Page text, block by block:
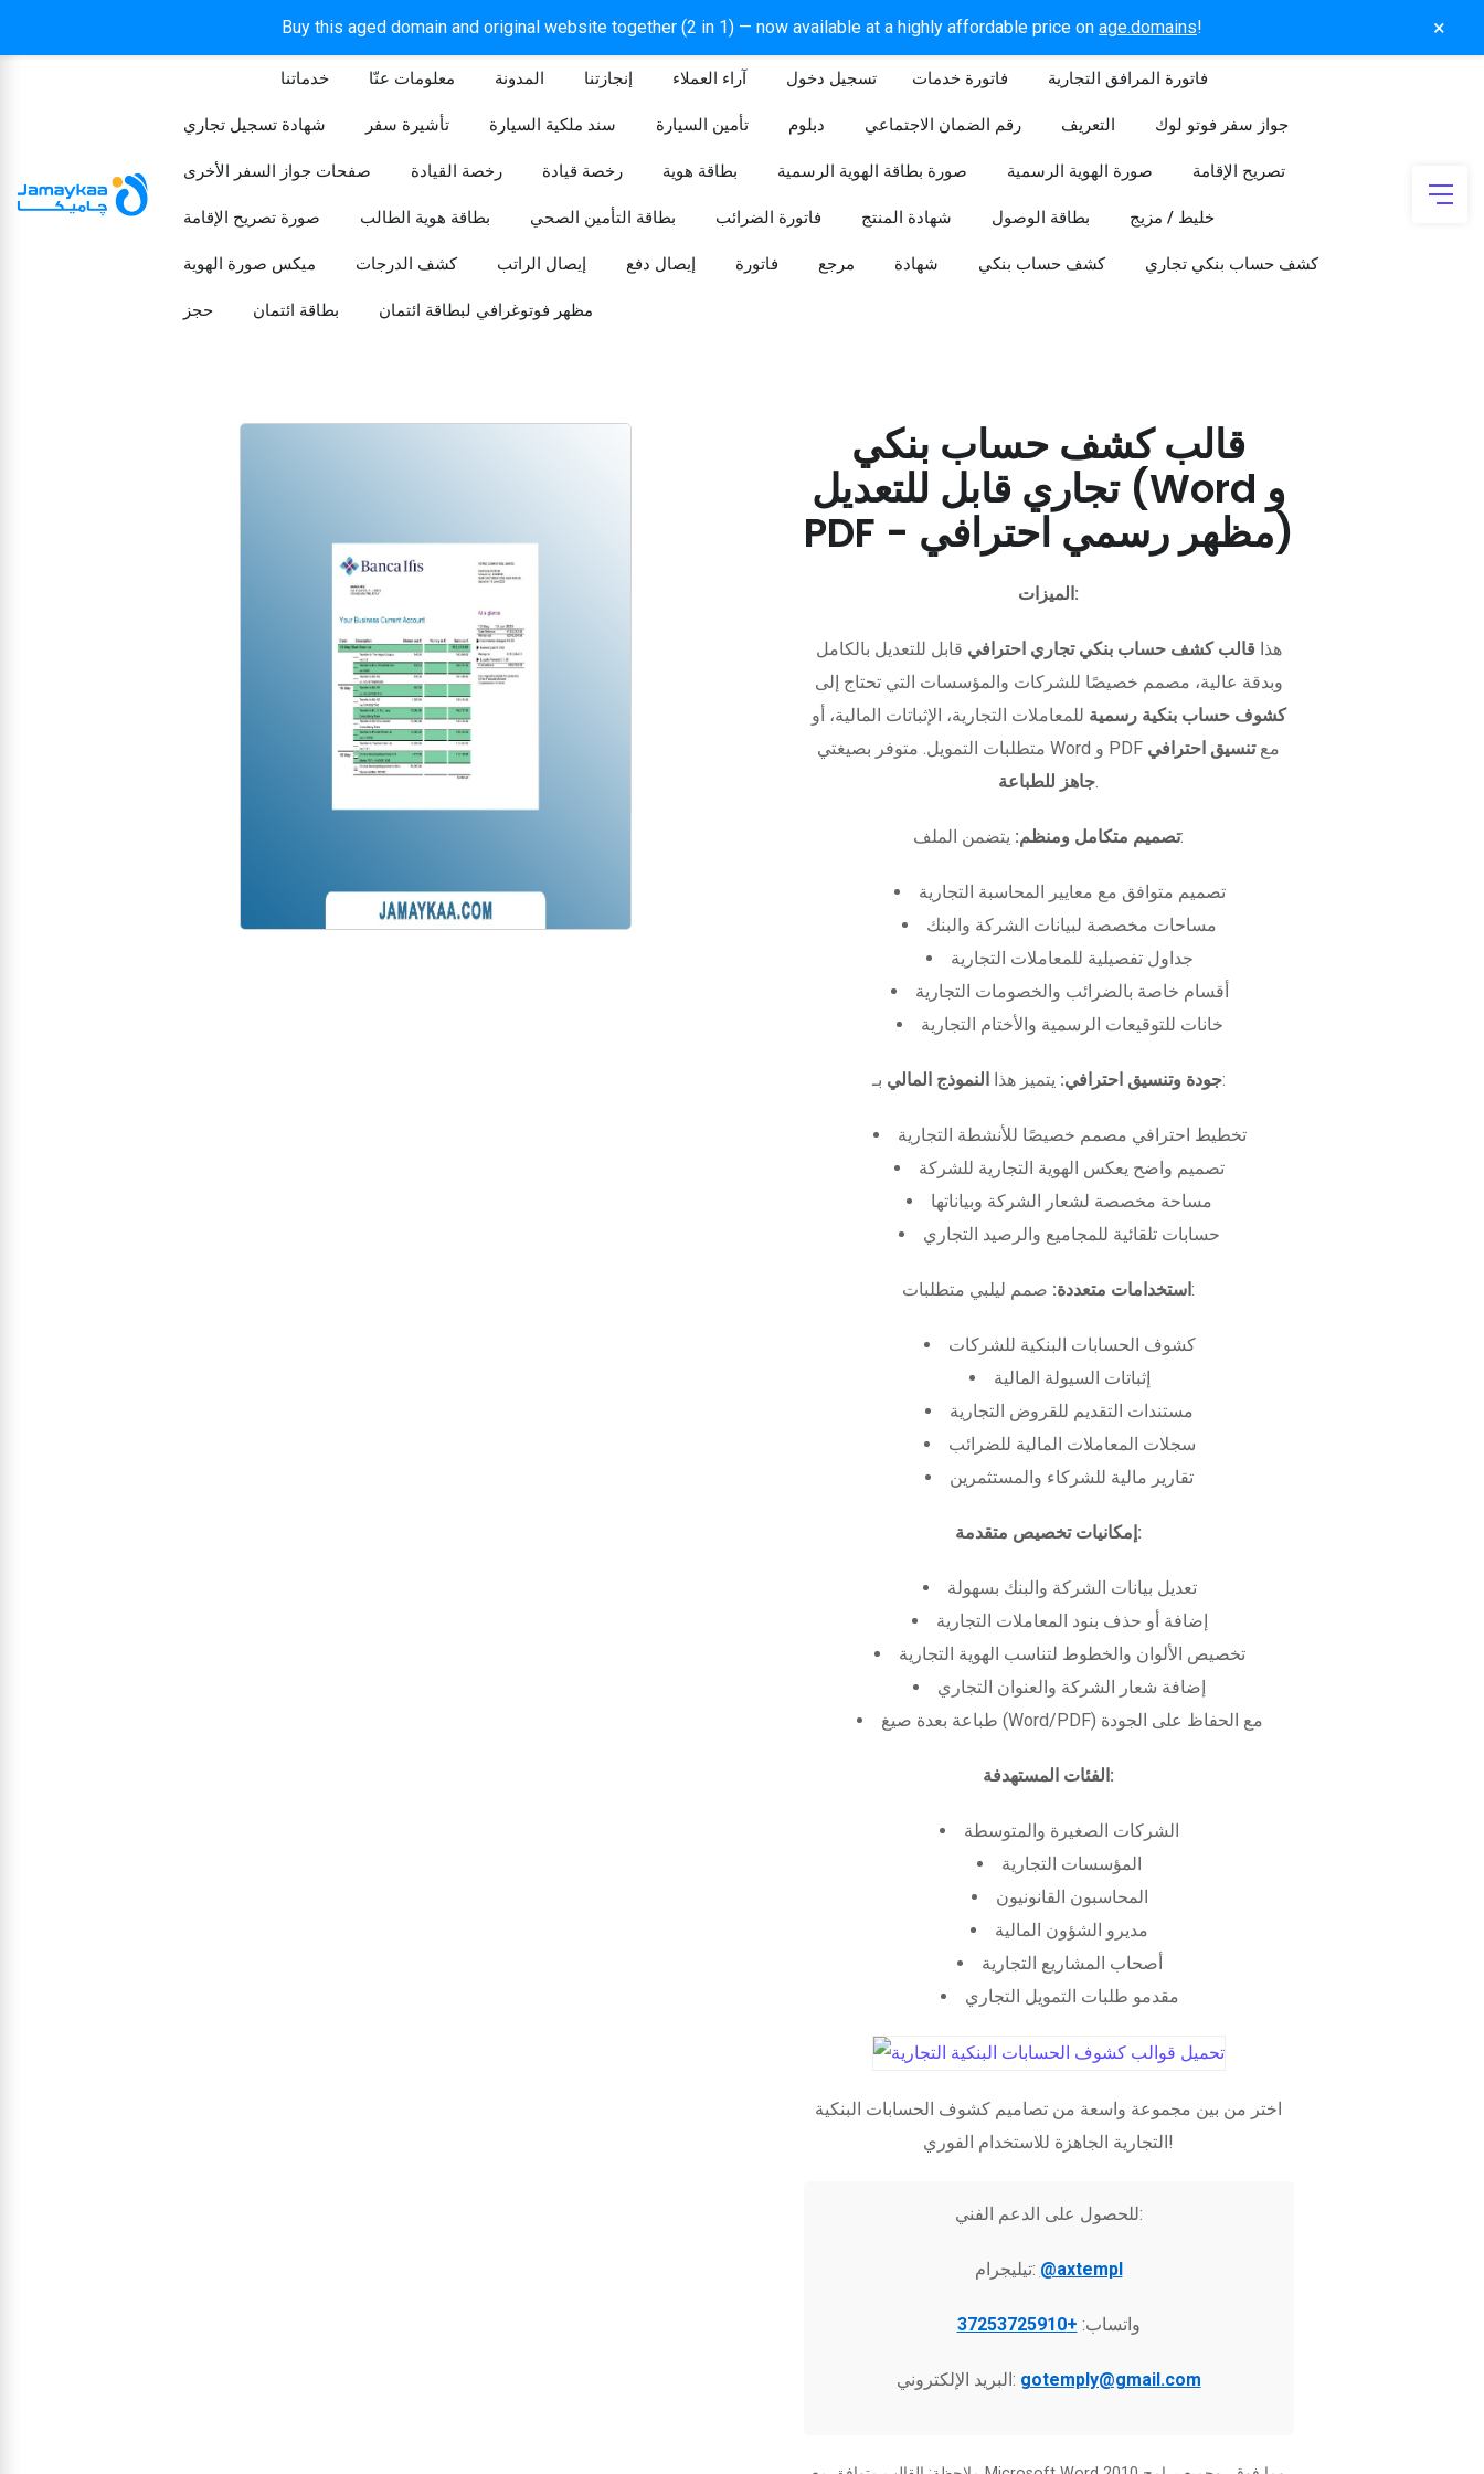
Buy this aged domain and original website together (2 in 1) — now available at a highly affordable price on age.domains! ×
خدماتنا معلومات عنّا المدونة إنجازتنا آراء العملاء تسجيل دخول​ فاتورة خدمات فاتورة المرافق التجارية
شهادة تسجيل تجاري تأشيرة سفر سند ملكية السيارة تأمين السيارة دبلوم رقم الضمان الاجتماعي التعريف جواز سفر فوتو لوك
صفحات جواز السفر الأخرى رخصة القيادة رخصة قيادة بطاقة هوية صورة بطاقة الهوية الرسمية صورة الهوية الرسمية تصريح الإقامة
صورة تصريح الإقامة بطاقة هوية الطالب بطاقة التأمين الصحي فاتورة الضرائب شهادة المنتج بطاقة الوصول خليط / مزيج
ميكس صورة الهوية كشف الدرجات إيصال الراتب إيصال دفع فاتورة مرجع شهادة كشف حساب بنكي كشف حساب بنكي تجاري
حجز بطاقة ائتمان مظهر فوتوغرافي لبطاقة ائتمان
قالب كشف حساب بنكي
تجاري قابل للتعديل (Word و
PDF - مظهر رسمي احترافي)
الميزات:
هذا قالب كشف حساب بنكي تجاري احترافي قابل للتعديل بالكامل
وبدقة عالية، مصمم خصيصًا للشركات والمؤسسات التي تحتاج إلى
كشوف حساب بنكية رسمية للمعاملات التجارية، الإثباتات المالية، أو
متطلبات التمويل. متوفر بصيغتي Word و PDF معتنسيق احترافي
جاهز للطباعة.
تصميم متكامل ومنظم:يتضمن الملف:
تصميم متوافق مع معايير المحاسبة التجارية
مساحات مخصصة لبيانات الشركة والبنك
جداول تفصيلية للمعاملات التجارية
أقسام خاصة بالضرائب والخصومات التجارية
خانات للتوقيعات الرسمية والأختام التجارية
جودة وتنسيق احترافي: يتميز هذا النموذج المالي بـ:
تخطيط احترافي مصمم خصيصًا للأنشطة التجارية
تصميم واضح يعكس الهوية التجارية للشركة
مساحة مخصصة لشعار الشركة وبياناتها
حسابات تلقائية للمجاميع والرصيد التجاري
استخدامات متعددة:صمم ليلبي متطلبات:
كشوف الحسابات البنكية للشركات
إثباتات السيولة المالية
مستندات التقديم للقروض التجارية
سجلات المعاملات المالية للضرائب
تقارير مالية للشركاء والمستثمرين
إمكانيات تخصيص متقدمة:
تعديل بيانات الشركة والبنك بسهولة
إضافة أو حذف بنود المعاملات التجارية
تخصيص الألوان والخطوط لتناسب الهوية التجارية
إضافة شعار الشركة والعنوان التجاري
طباعة بعدة صيغ (Word/PDF) مع الحفاظ على الجودة
الفئات المستهدفة:
الشركات الصغيرة والمتوسطة
المؤسسات التجارية
المحاسبون القانونيون
مديرو الشؤون المالية
أصحاب المشاريع التجارية
مقدمو طلبات التمويل التجاري
اختر من بين مجموعة واسعة من تصاميم كشوف الحسابات البنكية
التجارية الجاهزة للاستخدام الفوري!
للحصول على الدعم الفني:
تيليجرام: @axtempl
واتساب: +37253725910
البريد الإلكتروني: gotemply@gmail.com